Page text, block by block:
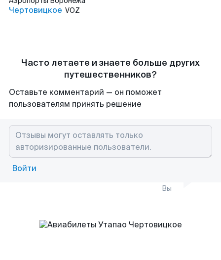
Чертовицкое VOZ
Часто летаете и знаете больше других
путешественников?
Оставьте комментарий — он поможет
пользователям принять решение
Войти
Вы